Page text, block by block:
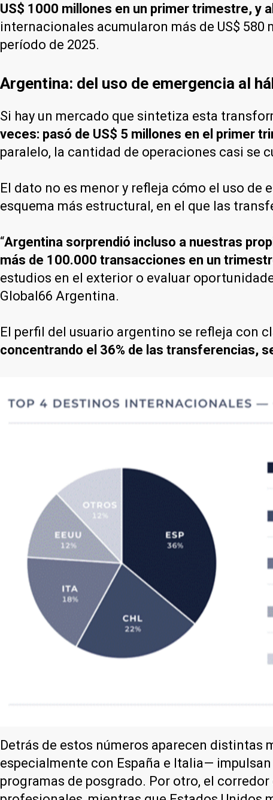
US$ 1000 millones en un primer trimestre, y
internacionales acumularon más de US$
período de 2025.
Argentina: del uso de emergencia al
Si hay un mercado que sintetiza esta
veces: pasó de US$ 5 millones en el primer
paralelo, la cantidad de operaciones casi se
El dato no es menor y refleja cómo el uso
esquema más estructural, en el que las
“Argentina sorprendió incluso a nuestras
más de 100.000 transacciones en un
estudios en el exterior o evaluar
Global66 Argentina.
El perfil del usuario argentino se refleja con
concentrando el 36% de las transferencias,
Detrás de estos números aparecen
especialmente con España e Italia—
programas de posgrado. Por otro, el